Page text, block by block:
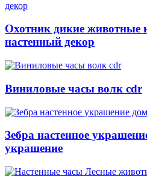
Охотник дикие животные
настенный декор
Виниловые часы волк cdr
Зебра настенное
украшение